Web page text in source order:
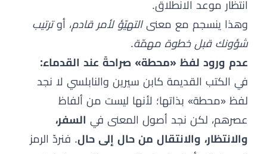
انتظار موعد الانطلاق.
وهذا ينسجم مع معنىالتهيّؤ لأمر قادم، أوترتيب
شؤونك قبل خطوة مهمّة.
عدم ورود لفظ «محطة» صراحةً عند القدماء:
في الكتب القديمة كابن سيرين والنابلسي لا نجد
لفظ «محطة» بذاتها؛ لأنها ليست من ألفاظ
عصرهم، لكن نجد أصول المعنى في السفر،
والانتظار، والانتقال من حال إلى حال. فنردّ الرمز